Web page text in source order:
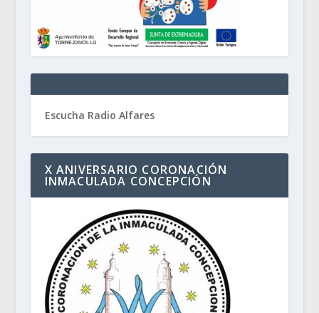
Escucha Radio Alfares
X ANIVERSARIO CORONACIÓN
INMACULADA CONCEPCIÓN